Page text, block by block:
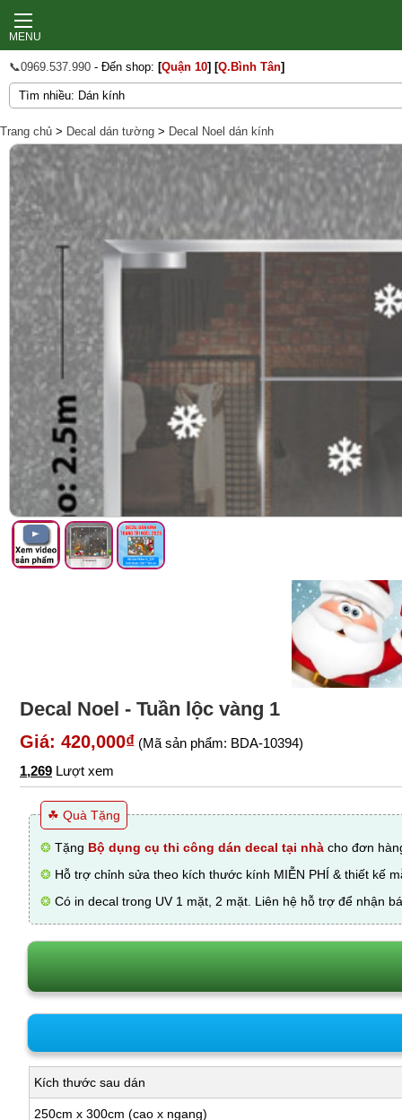
MENU
📞0969.537.990 - Đến shop: [Quận 10] [Q.Bình Tân]
Trang chủ > Decal dán tường > Decal Noel dán kính
Decal Noel - Tuần lộc vàng 1
Giá: 420,000₫ (Mã sản phẩm: BDA-10394)
1,269 Lượt xem
☘ Quà Tặng
❂ Tặng Bộ dụng cụ thi công dán decal tại nhà cho đơn
❂ Hỗ trợ chỉnh sửa theo kích thước kính MIỄN PHÍ & thiết kế
❂ Có in decal trong UV 1 mặt, 2 mặt. Liên hệ hỗ trợ để nhận
Kích thước sau dán
250cm x 300cm (cao x ngang)